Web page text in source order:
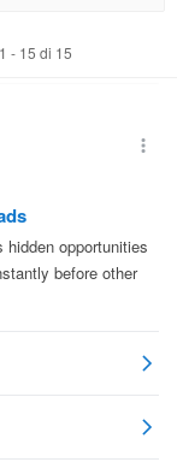
1 - 15 di 15